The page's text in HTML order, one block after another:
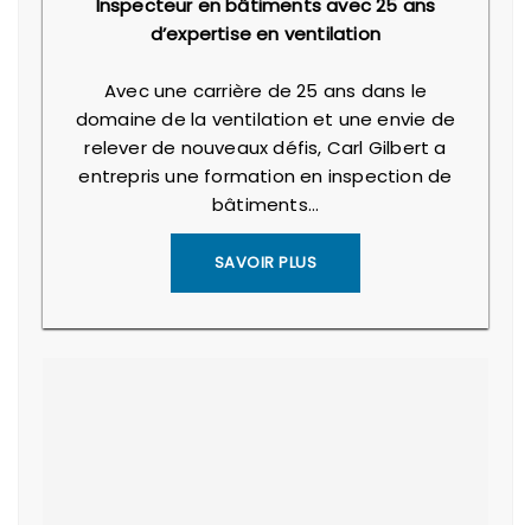
Inspecteur en bâtiments avec 25 ans
d’expertise en ventilation
Avec une carrière de 25 ans dans le
domaine de la ventilation et une envie de
relever de nouveaux défis, Carl Gilbert a
entrepris une formation en inspection de
bâtiments…
SAVOIR PLUS